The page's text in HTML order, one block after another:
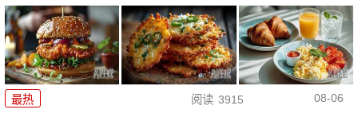
最热 阅读 3915 08-06